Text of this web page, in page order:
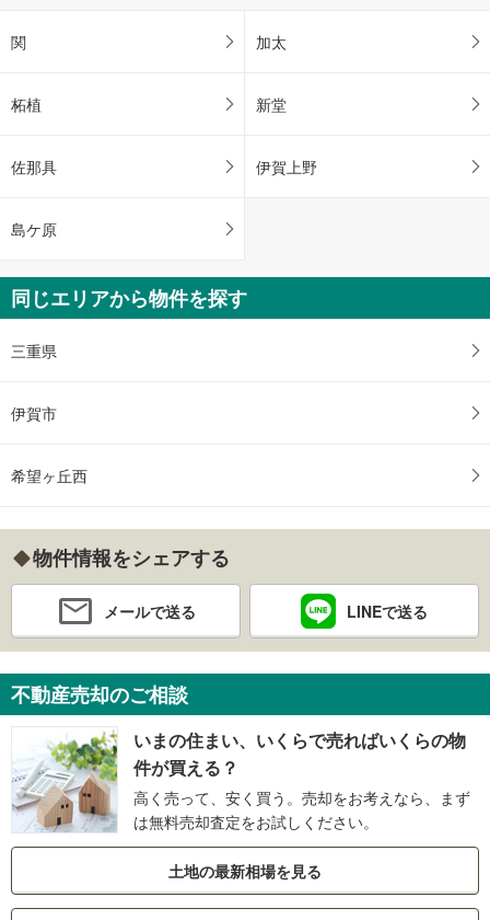
関 加太
柘植 新堂
佐那具 伊賀上野
島ケ原
同じエリアから物件を探す
三重県
伊賀市
希望ヶ丘西
物件情報をシェアする
メールで送る LINEで送る
不動産売却のご相談
いまの住まい、いくらで売ればいくらの物
件が買える？
高く売って、安く買う。売却をお考えなら、まず
は無料売却査定をお試しください。
土地の最新相場を見る